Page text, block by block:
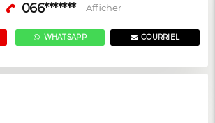
066******* Afficher
COURRIEL
WHATSAPP